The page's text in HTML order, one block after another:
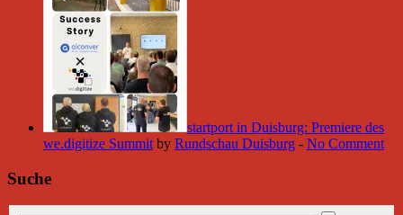
startport in Duisburg: Premiere des
we.digitize Summit by Rundschau Duisburg - No Comment
Suche